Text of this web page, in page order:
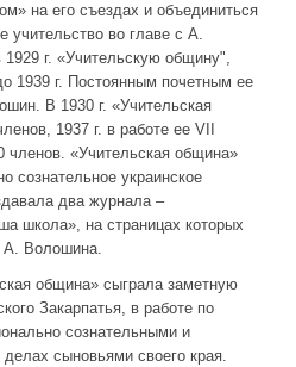
на его съездах и объединиться
учительство во главе с А.
г. «Учительскую общину",
1939 г. Постоянным почетным ее
В 1930 г. «Учительская
1937 г. в работе ее VII
членов. «Учительская община»
сознательное украинское
два журнала –
школа», на страницах которых
А. Волошина.
община» сыграла заметную
Закарпатья, в работе по
сознательными и
сыновьями своего края.